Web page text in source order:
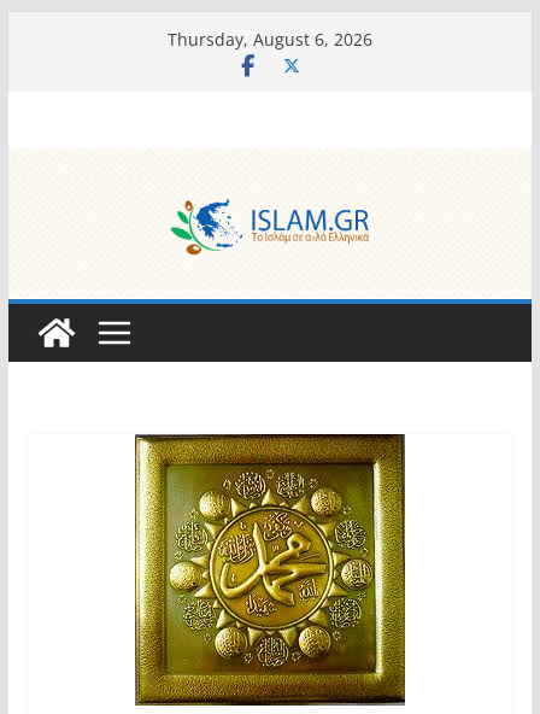
Thursday, August 6, 2026